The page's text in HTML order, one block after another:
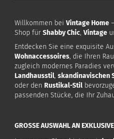
Willkommen bei Vintage Home
Shop für Shabby Chic, Vintage
Entdecken Sie eine exquisite
Wohnaccessoires, die Ihren
zugleich modernes Paradies
Landhausstil, skandinavischen
oder den Rustikal-Stil
passenden Stücke, die Ihr
GROSSE AUSWAHL AN